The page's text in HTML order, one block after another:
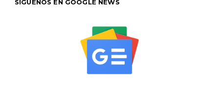
SÍGUENOS EN GOOGLE NEWS